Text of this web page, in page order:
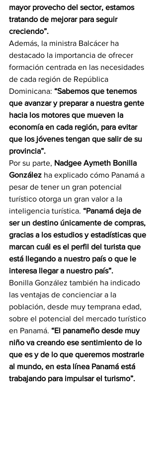
mayor provecho del sector, estamos
tratando de mejorar para seguir
creciendo”.
Además, la ministra Balcácer ha
destacado la importancia de ofrecer
formación centrada en las necesidades
de cada región de República
Dominicana: “Sabemos que tenemos
que avanzar y preparar a nuestra gente
hacia los motores que mueven la
economía en cada región, para evitar
que los jóvenes tengan que salir de su
provincia”.
Por su parte, Nadgee Aymeth Bonilla
González ha explicado cómo Panamá a
pesar de tener un gran potencial
turístico otorga un gran valor a la
inteligencia turística. “Panamá deja de
ser un destino únicamente de compras,
gracias a los estudios y estadísticas que
marcan cuál es el perfil del turista que
está llegando a nuestro país o que le
interesa llegar a nuestro país”.
Bonilla González también ha indicado
las ventajas de concienciar a la
población, desde muy temprana edad,
sobre el potencial del mercado turístico
en Panamá. “El panameño desde muy
niño va creando ese sentimiento de lo
que es y de lo que queremos mostrarle
al mundo, en esta línea Panamá está
trabajando para impulsar el turismo”.